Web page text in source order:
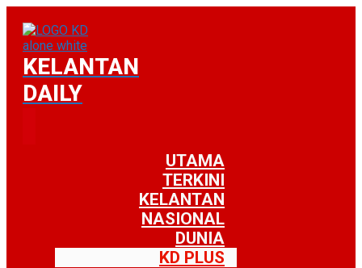
KELANTAN
DAILY
UTAMA
TERKINI
KELANTAN
NASIONAL
DUNIA
KD PLUS